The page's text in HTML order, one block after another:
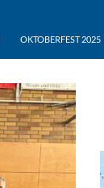
OKTOBERFEST 2025